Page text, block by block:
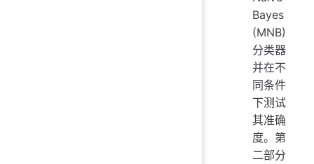
Bayes
(MNB)
分类器
并在不
同条件
下测试
其准确
度。第
二部分